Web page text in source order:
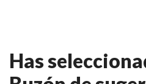
Has